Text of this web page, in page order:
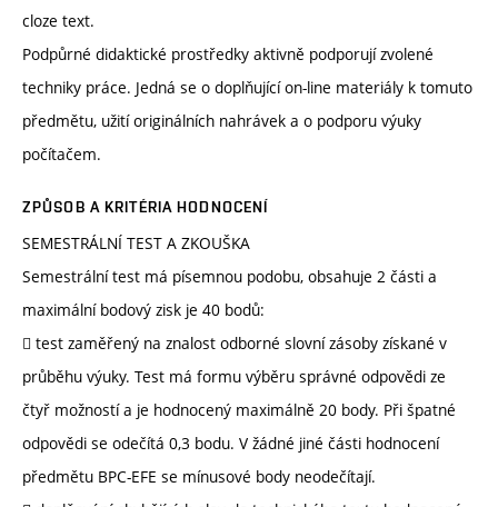
cloze text.
Podpůrné didaktické prostředky aktivně podporují zvolené
techniky práce. Jedná se o doplňující on-line materiály k tomuto
předmětu, užití originálních nahrávek a o podporu výuky
počítačem.
ZPŮSOB A KRITÉRIA HODNOCENÍ
SEMESTRÁLNÍ TEST A ZKOUŠKA
Semestrální test má písemnou podobu, obsahuje 2 části a
maximální bodový zisk je 40 bodů:
 test zaměřený na znalost odborné slovní zásoby získané v
průběhu výuky. Test má formu výběru správné odpovědi ze
čtyř možností a je hodnocený maximálně 20 body. Při špatné
odpovědi se odečítá 0,3 bodu. V žádné jiné části hodnocení
předmětu BPC-EFE se mínusové body neodečítají.